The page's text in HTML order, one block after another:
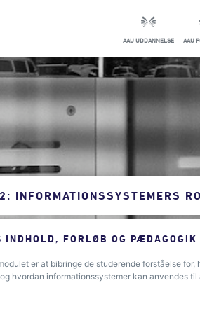
AAU UDDANNELSE AAU
INFORMATIONSSYSTEMERS
INDHOLD, FORLØB OG PÆDAGOGIK
er at bibringe de studerende forståelse
hvordan informationssystemer kan anvendes